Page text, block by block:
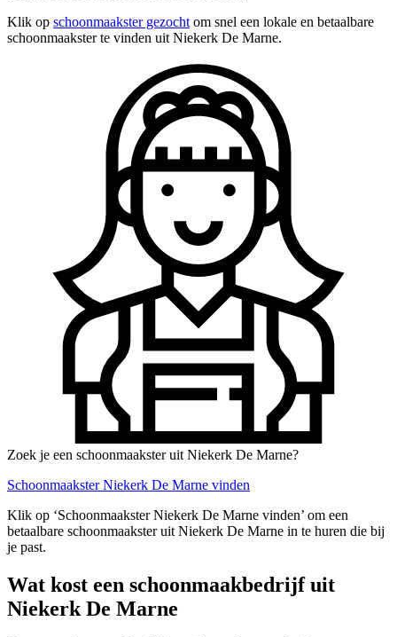
Klik op schoonmaakster gezocht om snel een lokale en betaalbare
schoonmaakster te vinden uit Niekerk De Marne.
Zoek je een schoonmaakster uit Niekerk De Marne?
Schoonmaakster Niekerk De Marne vinden
Klik op ‘Schoonmaakster Niekerk De Marne vinden’ om een
betaalbare schoonmaakster uit Niekerk De Marne in te huren die bij
je past.
Wat kost een schoonmaakbedrijf uit
Niekerk De Marne